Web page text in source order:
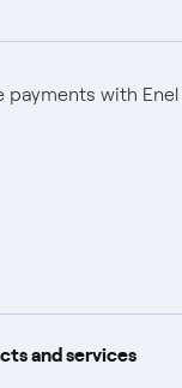
payments with
and services